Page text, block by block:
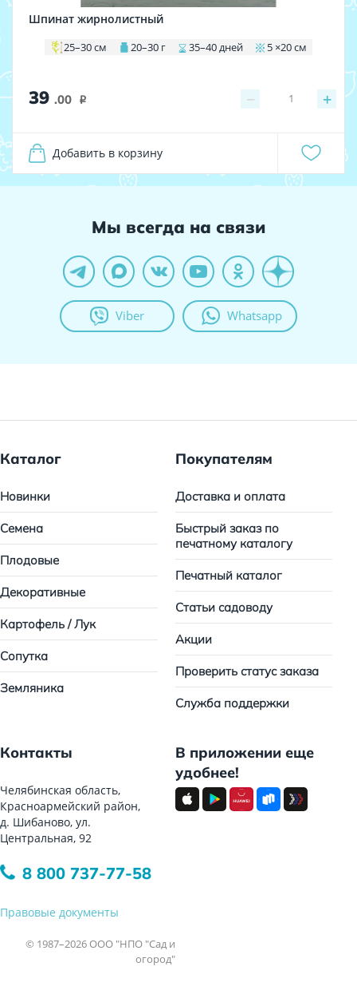
Шпинат жирнолистный
25–30 см 20–30 г 35–40 дней 5 ×20 см
39 .00 i − +
1
Добавить в корзину
Мы всегда на связи
Viber Whatsapp
Каталог
Новинки
Семена
Плодовые
Декоративные
Картофель / Лук
Сопутка
Земляника
Покупателям
Доставка и оплата
Быстрый заказ по
печатному каталогу
Печатный каталог
Статьи садоводу
Акции
Проверить статус заказа
Служба поддержки
Контакты
Челябинская область,
Красноармейский район,
д. Шибаново, ул.
Центральная, 92
8 800 737-77-58
Правовые документы
© 1987–2026 ООО "НПО "Сад и
огород"
В приложении еще
удобнее!